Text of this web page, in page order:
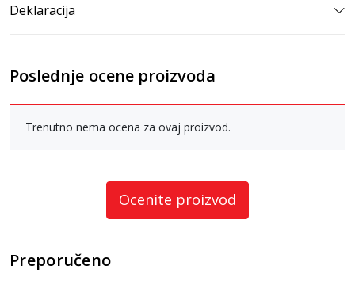
Deklaracija
Poslednje ocene proizvoda
Trenutno nema ocena za ovaj proizvod.
Ocenite proizvod
Preporučeno